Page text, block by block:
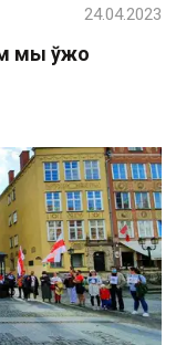
мы ўжо
24.04.2023